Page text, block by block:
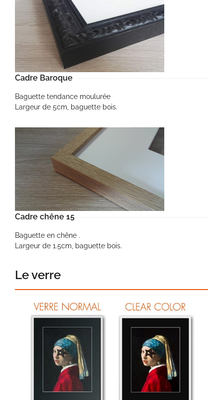
Cadre Baroque
Baguette tendance moulurée
Largeur de 5cm, baguette bois.
Cadre chêne 15
Baguette en chêne .
Largeur de 1.5cm, baguette bois.
Le verre